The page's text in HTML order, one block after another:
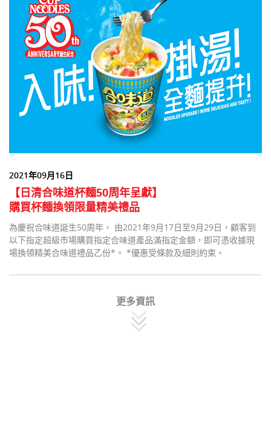
2021年09月16日
【日清合味道杯麵50周年呈獻】
購買杯麵換領限量精美禮品
為慶祝合味道誕生50周年， 由2021年9月17日至9月29日，顧客到
以下指定超級市場購買指定合味道產品滿指定金額，即可憑收據現
場換領精美合味道禮品乙份*。 *優惠受條款及細則約束。
更多資訊